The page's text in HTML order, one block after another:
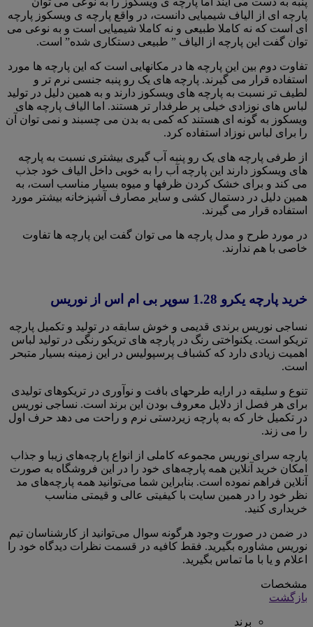
پارچه ای از الیاف شیمیایی دانست، در واقع پارچه ی ویسکوز پارچه
ای است که نه کاملا طبیعی و نه کاملا شیمیایی است و به نوعی می
توان گفت این پارچه از الیاف ” طبیعی دستکاری شده” است.
تفاوت دوم بین این پارچه ها در مکانهایی است که این پارچه ها مورد
استفاده قرار می گیرند. پارچه های یک رو پنبه جنسی نرم تر و
لطیف تر نسبت به پارچه های ویسکوز دارند و به همین دلیل در تولید
لباس های نوزادی خیلی پر طرفدار تر هستند. اما الیاف پارچه های
ویسکوز به گونه ای هستند که کمی به بدن می چسبند و نمی توان آن
را برای لباس نوزاد استفاده کرد.
از طرفی پارچه های یک رو پنبه آب گیری بیشتری نسبت به پارچه
های ویسکوز دارند این پارچه آب را به خوبی داخل الیاف خود جذب
می کند و برای خشک کردن ظرفها و میوه بسیار مناسب است، به
همین دلیل در دستمال کشی و سایر مصارف آشپزخانه بیشتر مورد
استفاده قرار می گیرند.
در مورد طرح و مدل پارچه ها می توان گفت این پارچه ها تفاوت
خاصی با هم ندارند‌.
خرید پارچه یکرو 1.28 سوپر بی ام اس از نوریس
نساجی نوریس برندی قدیمی و خوش سابقه در تولید و تکمیل پارچه
تریکو است. یکنواختی رنگ در پارچه های تریکو رنگی در تولید لباس
اهمیت زیادی دارد که کشباف پرسپولیس در این زمینه بسیار متبحر
است.
تنوع و سلیقه در ارایه طرحهای بافت و نوآوری در تریکوهای تولیدی
برای هر فصل از دلایل معروف بودن این برند است. نساجی نوریس
در تکمیل خار که به پارچه زیردستی نرم و راحت می دهد حرف اول
را می زند.
پارچه سرای نوریس مجموعه کاملی از انواع پارچه‌های زیبا و جذاب
امکان خرید آنلاین همه پارچه‌های خود را در این فروشگاه به صورت
آنلاین فراهم نموده است. بنابراین شما می‌توانید همه پارچه‌های مد
نظر خود را در همین سایت با کیفیتی عالی و قیمتی مناسب
خریداری کنید.
در ضمن در صورت وجود هرگونه سوال می‌توانید از کارشناسان تیم
نوریس مشاوره بگیرید. فقط کافیه در قسمت نظرات دیدگاه خود را
اعلام و یا با ما تماس بگیرید.
مشخصات
بازگشت
برند